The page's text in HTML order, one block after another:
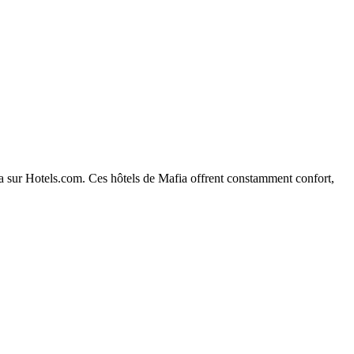
sur Hotels.com. Ces hôtels de Mafia offrent constamment confort,